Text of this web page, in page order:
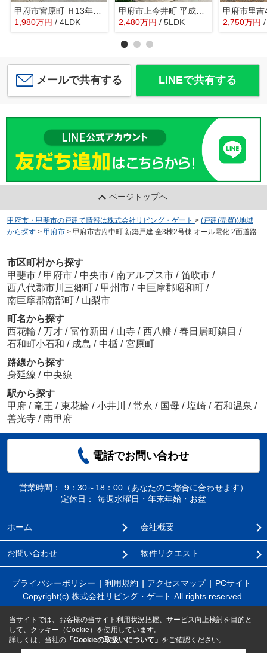
甲府市宮原町 Ｈ13年築中古戸建 綺麗な室内 日当良好
1,980万円 / 4LDK
甲府市上今井町 平成2年築中古戸建 南道路・綺麗な建物
2,480万円 / 5LDK 2,750万円
メールで共有する LINEで共有する
ページトップへ
甲府市・甲斐市の戸建て情報は株式会社リビング・ゲート > (戸建(売買))地域
から探す > 甲府市 > 甲府市古府中町 新築戸建 全3棟2号棟 オール電化 2面道路
市区町村から探す
甲斐市 / 甲府市 / 中央市 / 南アルプス市 / 笛吹市 /
西八代郡市川三郷町 / 甲州市 / 中巨摩郡昭和町 /
南巨摩郡南部町 / 山梨市
町名から探す
西花輪 / 万才 / 富竹新田 / 山寺 / 西八幡 / 春日居町鎮目 /
石和町小石和 / 成島 / 中楯 / 宮原町
路線から探す
身延線 / 中央線
駅から探す
甲府 / 竜王 / 東花輪 / 小井川 / 常永 / 国母 / 塩崎 / 石和温泉 /
善光寺 / 南甲府
電話でお問い合わせ
営業時間：
9：30～18：00（あなたのご都合に合わせます）
定休日：
毎週水曜日・年末年始・お盆
ホーム 会社概要
お問い合わせ 物件リクエスト
プライバシーポリシー 利用規約 アクセスマップ
PCサイト
Copyright(c) 株式会社リビング・ゲート All rights reserved.
当サイトでは、お客様の当サイト利用状況把握、サービス向上検討を目的と
して、クッキー（Cookie）を使用しています。
詳しくは、当社の 「Cookieの取扱いについて」 をご確認ください。